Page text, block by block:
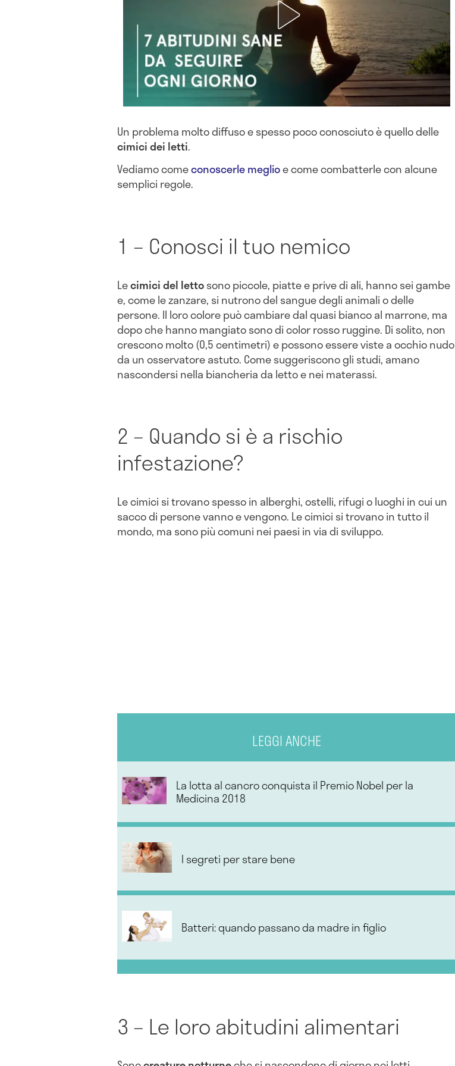
Un problema molto diffuso e spesso poco conosciuto è quello delle
cimici dei letti.
Vediamo comeconoscerle meglioe come combatterle con alcune
semplici regole.
1 – Conosci il tuo nemico
Lecimici del lettosono piccole, piatte e prive di ali, hanno sei gambe
e, come le zanzare, si nutrono del sangue degli animali o delle
persone. Il loro colore può cambiare dal quasi bianco al marrone, ma
dopo che hanno mangiato sono di color rosso ruggine. Di solito, non
crescono molto (0,5 centimetri) e possono essere viste a occhio nudo
da un osservatore astuto. Come suggeriscono gli studi, amano
nascondersi nella biancheria da letto e nei materassi.
2 – Quando si è a rischio
infestazione?
Le cimici si trovano spesso in alberghi, ostelli, rifugi o luoghi in cui un
sacco di persone vanno e vengono. Le cimici si trovano in tutto il
mondo, ma sono più comuni nei paesi in via di sviluppo.
LEGGI ANCHE
La lotta al cancro conquista il Premio Nobel per la
Medicina 2018
I segreti per stare bene
Batteri: quando passano da madre in figlio
3 – Le loro abitudini alimentari